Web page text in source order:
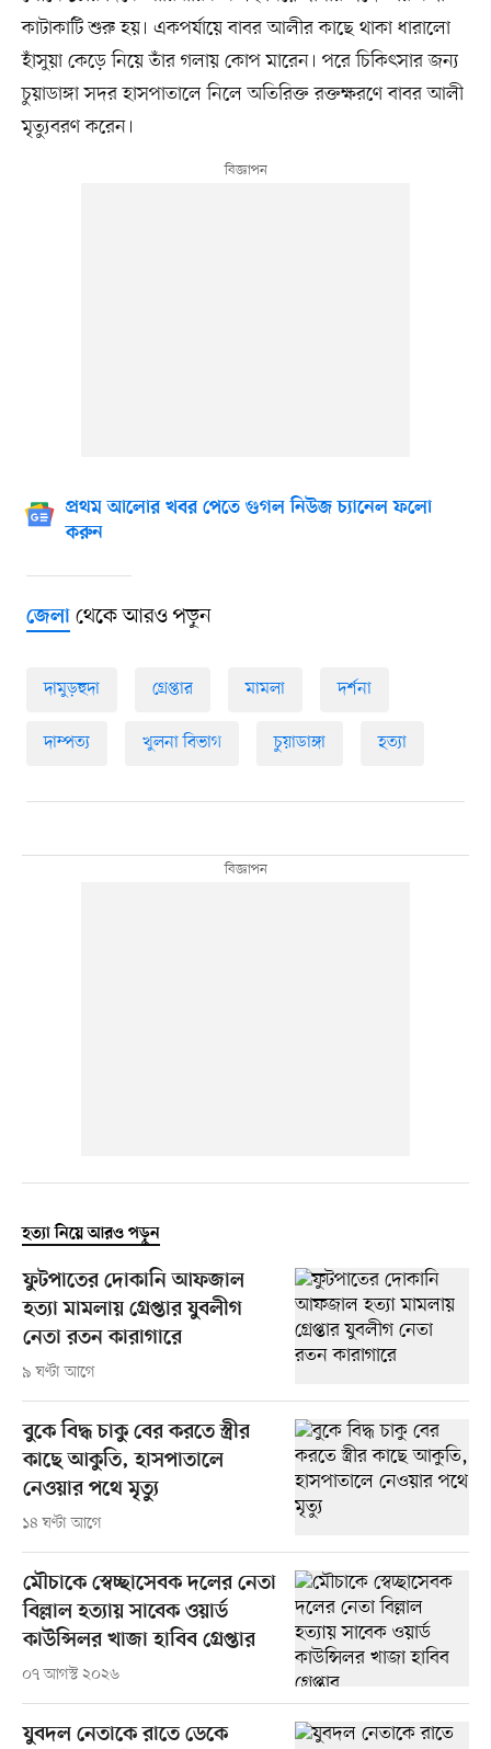
কাটাকাটি শুরু হয়। একপর্যায়ে বাবর আলীর কাছে থাকা ধারালো
হাঁসুয়া কেড়ে নিয়ে তাঁর গলায় কোপ মারেন। পরে চিকিৎসার জন্য
চুয়াডাঙ্গা সদর হাসপাতালে নিলে অতিরিক্ত রক্তক্ষরণে বাবর আলী
মৃত্যুবরণ করেন।
প্রথম আলোর খবর পেতে গুগল নিউজ চ্যানেল ফলো
করুন
জেলাথেকে আরও পড়ুন
দামুড়হুদা গ্রেপ্তার মামলা দর্শনা
দাম্পত্য খুলনা বিভাগ চুয়াডাঙ্গা হত্যা
হত্যা নিয়ে আরও পড়ুন
ফুটপাতের দোকানি আফজাল
হত্যা মামলায় গ্রেপ্তার যুবলীগ
নেতা রতন কারাগারে
৯ ঘণ্টা আগে
বুকে বিদ্ধ চাকু বের করতে স্ত্রীর
কাছে আকুতি, হাসপাতালে
নেওয়ার পথে মৃত্যু
১৪ ঘণ্টা আগে
মৌচাকে স্বেচ্ছাসেবক দলের নেতা
বিল্লাল হত্যায় সাবেক ওয়ার্ড
কাউন্সিলর খাজা হাবিব গ্রেপ্তার
০৭ আগস্ট ২০২৬
যুবদল নেতাকে রাতে ডেকে